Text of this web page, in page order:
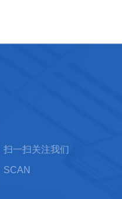
扫一扫关注我们
SCAN